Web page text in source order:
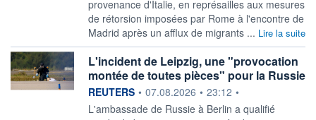
provenance d'Italie, en ⁠représailles aux mesures
de ‌rétorsion imposées par Rome à l'encontre de
​Madrid ‌après un afflux de ⁠migrants ... Lire la suite
L'incident de Leipzig, une "provocation
montée de toutes pièces" pour la Russie
information fournie par
REUTERS • 07.08.2026 • 23:12 •
L'ambassade de ‌Russie à Berlin a qualifié